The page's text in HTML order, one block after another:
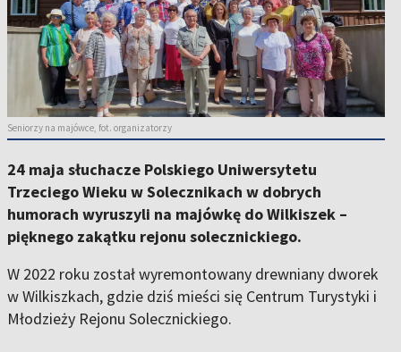
Seniorzy na majówce, fot. organizatorzy
24 maja słuchacze Polskiego Uniwersytetu
Trzeciego Wieku w Solecznikach w dobrych
humorach wyruszyli na majówkę do Wilkiszek –
pięknego zakątku rejonu solecznickiego.
W 2022 roku został wyremontowany drewniany dworek
w Wilkiszkach, gdzie dziś mieści się Centrum Turystyki i
Młodzieży Rejonu Solecznickiego.